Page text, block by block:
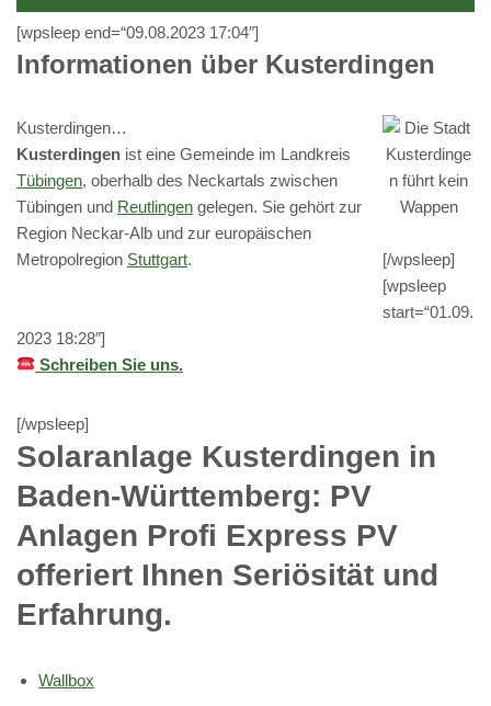
[wpsleep end=“09.08.2023 17:04″]
Informationen über Kusterdingen
Kusterdingen…
Kusterdingen ist eine Gemeinde im Landkreis
Tübingen, oberhalb des Neckartals zwischen
Tübingen und Reutlingen gelegen. Sie gehört zur
Region Neckar-Alb und zur europäischen
Metropolregion Stuttgart.
[/wpsleep]
[wpsleep
start=“01.09.
2023 18:28″]
Schreiben Sie uns.
[/wpsleep]
Solaranlage Kusterdingen in
Baden-Württemberg: PV
Anlagen Profi Express PV
offeriert Ihnen Seriösität und
Erfahrung.
Wallbox